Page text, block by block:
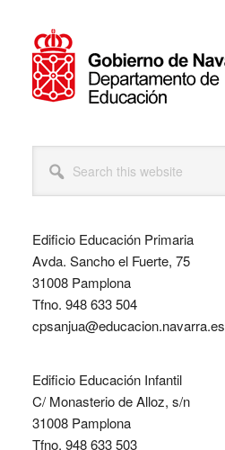
this
website
Edificio Educación Primaria
Avda. Sancho el Fuerte, 75
31008 Pamplona
Tfno. 948 633 504
cpsanjua@educacion.navarra.es
Edificio Educación Infantil
C/ Monasterio de Alloz, s/n
31008 Pamplona
Tfno. 948 633 503